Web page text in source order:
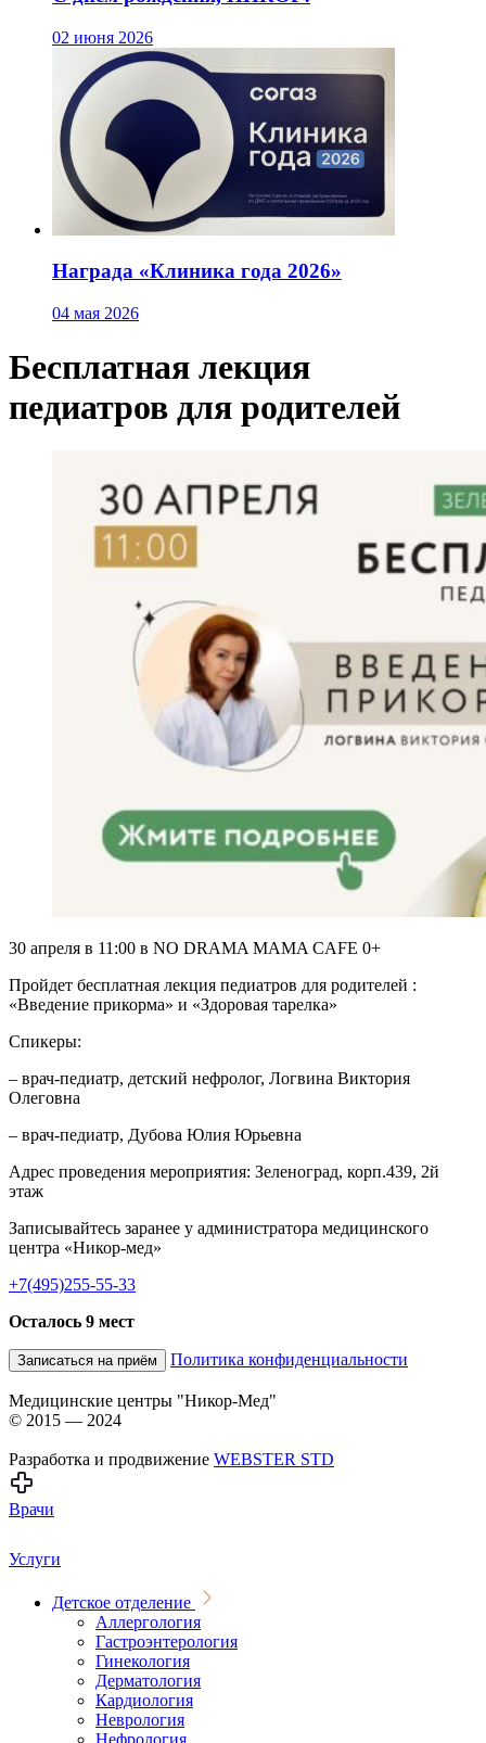
02 июня 2026
Награда «Клиника года 2026»
04 мая 2026
Бесплатная лекция
педиатров для родителей
30 апреля в 11:00 в NO DRAMA MAMA CAFE 0+
Пройдет бесплатная лекция педиатров для родителей :
«Введение прикорма» и «Здоровая тарелка»
Спикеры:
– врач-педиатр, детский нефролог, Логвина Виктория
Олеговна
– врач-педиатр, Дубова Юлия Юрьевна
Адрес проведения мероприятия: Зеленоград, корп.439, 2й
этаж
Записывайтесь заранее у администратора медицинского
центра «Никор-мед»
+7(495)255-55-33
Осталось 9 мест
Записаться на приём Политика конфиденциальности
Медицинские центры "Никор-Мед"
© 2015 — 2024
Разработка и продвижение WEBSTER STD
Врачи
Услуги
Детское отделение
Аллергология
Гастроэнтерология
Гинекология
Дерматология
Кардиология
Неврология
Нефрология